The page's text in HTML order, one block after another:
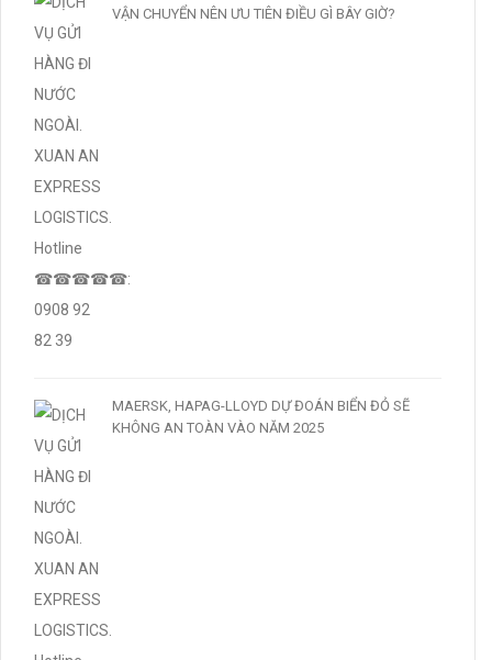
VẬN CHUYỂN NÊN ƯU TIÊN ĐIỀU GÌ BÂY GIỜ?
MAERSK, HAPAG-LLOYD DỰ ĐOÁN BIỂN ĐỎ SẼ
KHÔNG AN TOÀN VÀO NĂM 2025